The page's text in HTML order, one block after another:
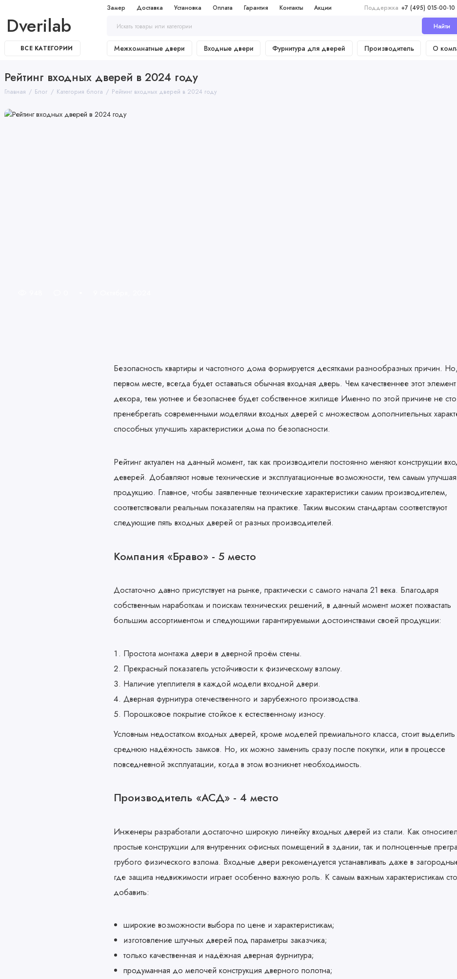
Замер Доставка Установка Оплата Гарантия Контакты Акции Поддержка +7 (495) 015-00-10
Dverilab Найти
ВСЕ КАТЕГОРИИ Межкомнатные двери Входные двери Фурнитура для дверей Производитель О
Рейтинг входных дверей в 2024 году
Главная Блог Категория блога Рейтинг входных дверей в 2024 году
Безопасность квартиры и частотного дома формируется десятками разнообразных причин.
первом месте, всегда будет оставаться обычная входная дверь. Чем качественнее этот элемент
декора, тем уютнее и безопаснее будет собственное жилище Именно по этой причине не
пренебрегать современными моделями входных дверей с множеством дополнительных
способных улучшить характеристики дома по безопасности.
Рейтинг актуален на данный момент, так как производители постоянно меняют конструкции
деверей. Добавляют новые технические и эксплуатационные возможности, тем самым
продукцию. Главное, чтобы заявленные технические характеристики самим производителем,
соответствовали реальным показателям на практике. Таким высоким стандартам соответствуют
следующие пять входных дверей от разных производителей.
Компания «Браво» - 5 место
Достаточно давно присутствует на рынке, практически с самого начала 21 века. Благодаря
собственным наработкам и поискам технических решений, в данный момент может похвастать
большим ассортиментом и следующими гарантируемыми достоинствами своей продукции:
Простота монтажа двери в дверной проём стены.
Прекрасный показатель устойчивости к физическому взлому.
Наличие утеплителя в каждой модели входной двери.
Дверная фурнитура отечественного и зарубежного производства.
Порошковое покрытие стойкое к естественному износу.
Условным недостатком входных дверей, кроме моделей премиального класса, стоит выделить
среднюю надёжность замков. Но, их можно заменить сразу после покупки, или в процессе
повседневной эксплуатации, когда в этом возникнет необходимость.
Производитель «АСД» - 4 место
Инженеры разработали достаточно широкую линейку входных дверей из стали. Как
простые конструкции для внутренних офисных помещений в здании, так и полноценные
грубого физического взлома. Входные двери рекомендуется устанавливать даже в
где защита недвижимости играет особенно важную роль. К самым важным характеристикам
добавить:
широкие возможности выбора по цене и характеристикам;
изготовление штучных дверей под параметры заказчика;
только качественная и надёжная дверная фурнитура;
продуманная до мелочей конструкция дверного полотна;